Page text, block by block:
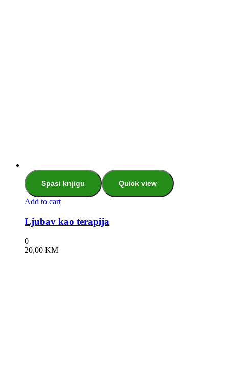
Spasi knjigu Quick view
Add to cart
Ljubav kao terapija
0
20,00 KM